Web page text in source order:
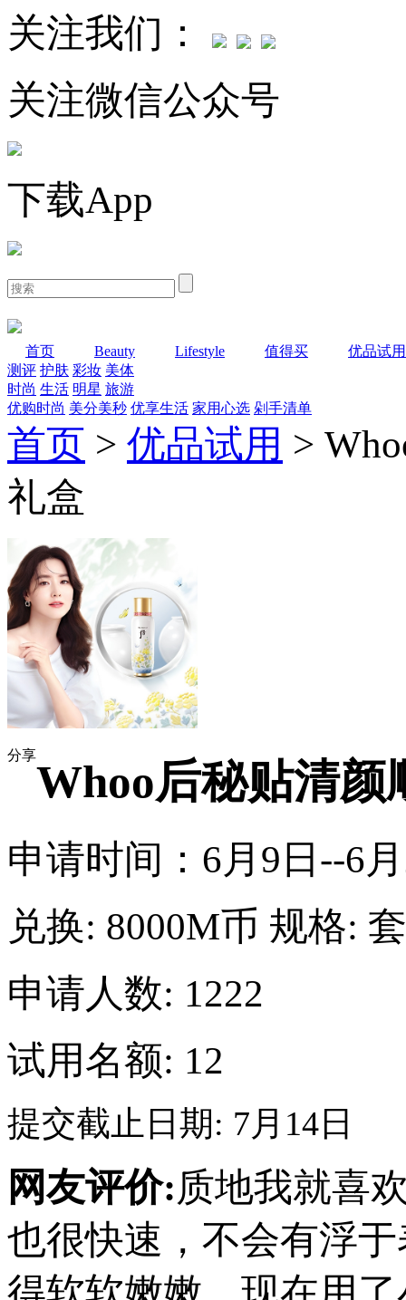
关注我们：
关注微信公众号
下载App
首页 Beauty Lifestyle 值得买
优品试用
测评 护肤 彩妆 美体
时尚 生活 明星 旅游
优购时尚 美分美秒 优享生活 家用心选 剁手清单
首页 > 优品试用 >
礼盒
分享
Whoo后秘贴清颜
申请时间：6月9日--6
兑换: 8000M币 规格: 套
申请人数: 1222
试用名额: 12
提交截止日期: 7月14日
网友评价:质地我就喜
也很快速，不会有浮